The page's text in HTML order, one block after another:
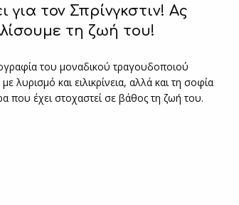
για τον Σπρίνγκστιν! Ας
τη ζωή του!
του μοναδικού τραγουδοποιού
λυρισμό και ειλικρίνεια, αλλά και τη σοφία
που έχει στοχαστεί σε βάθος τη ζωή του.